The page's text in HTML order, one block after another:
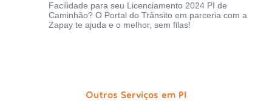
Facilidade para seu Licenciamento 2024 PI de
Caminhão? O Portal do Trânsito em parceria com a
Zapay te ajuda e o melhor, sem filas!
Outros Serviços em PI